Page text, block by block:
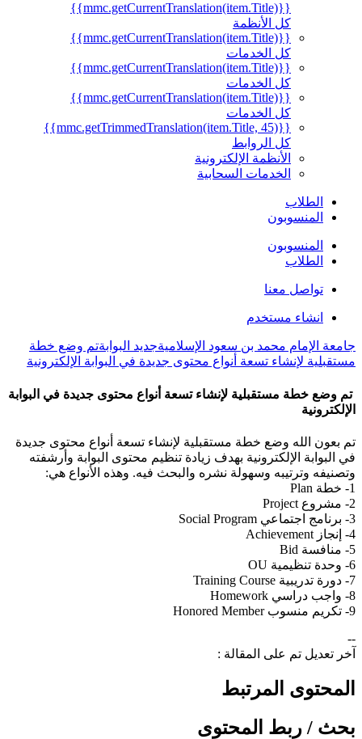
{{mmc.getCurrentTranslation(item.Title)}}
كل الأنظمة
{{mmc.getCurrentTranslation(item.Title)}}
كل الخدمات
{{mmc.getCurrentTranslation(item.Title)}}
كل الخدمات
{{mmc.getCurrentTranslation(item.Title)}}
كل الخدمات
{{mmc.getTrimmedTranslation(item.Title, 45)}}
كل الروابط
الأنظمة الإلكترونية
الخدمات السحابية
الطلاب
المنسوبون
المنسوبون
الطلاب
تواصل معنا
انشاء مستخدم
جامعة الإمام محمد بن سعود الإسلاميةجديد البوابةتم وضع خطة
مستقبلية لإنشاء تسعة أنواع محتوى جديدة في البوابة الإلكترونية
تم وضع خطة مستقبلية لإنشاء تسعة أنواع محتوى جديدة في البوابة
الإلكترونية
تم بعون الله وضع خطة مستقبلية لإنشاء تسعة أنواع محتوى جديدة
في البوابة الإلكترونية بهدف زيادة تنظيم محتوى البوابة وأرشفته
وتصنيفه وترتيبه وسهولة نشره والبحث فيه. وهذه الأنواع هي:
1- خطة Plan
2- مشروع Project
3- برنامج اجتماعي Social Program
4- إنجاز Achievement
5- منافسة Bid
6- وحدة تنظيمية OU
7- دورة تدريبية Training Course
8- واجب دراسي Homework
9- تكريم منسوب Honored Member​
--
آخر تعديل تم على المقالة :
المحتوى المرتبط
بحث / ربط المحتوى